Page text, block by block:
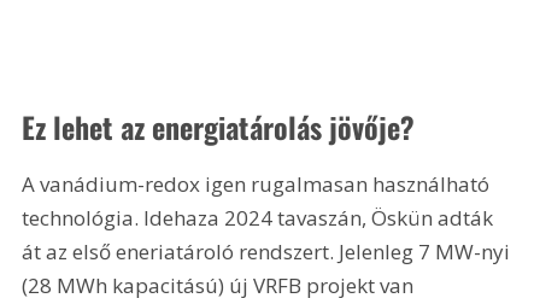
Ez lehet az energiatárolás jövője?
A vanádium-redox igen rugalmasan használható
technológia. Idehaza 2024 tavaszán, Öskün adták
át az első eneriatároló rendszert. Jelenleg 7 MW-nyi
(28 MWh kapacitású) új VRFB projekt van